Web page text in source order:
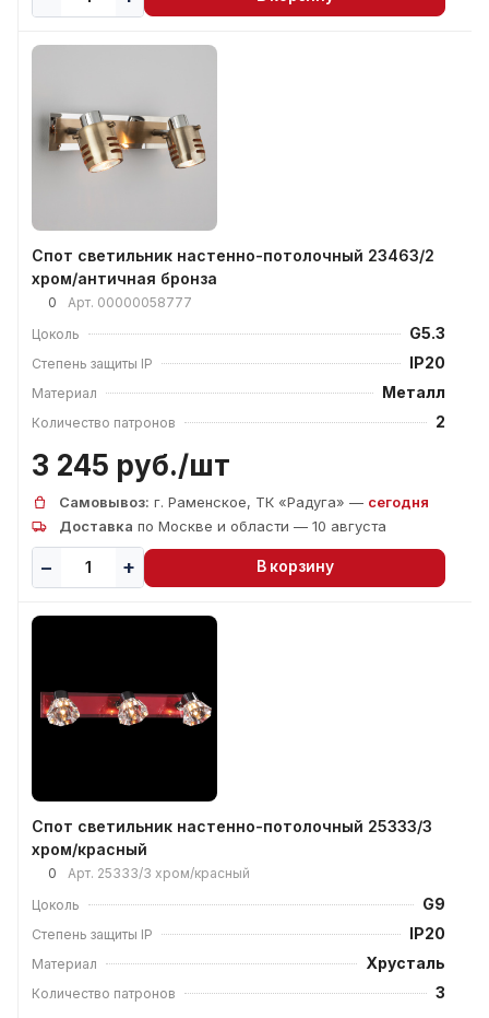
Спот светильник настенно-потолочный 23463/2
хром/античная бронза
0 Арт. 00000058777
Цоколь
G5.3
Степень защиты IP IP20
Материал Металл
Количество патронов 2
3 245 руб./шт
Самовывоз: г. Раменское, ТК «Радуга» — сегодня
Доставка по Москве и области — 10 августа
В корзину
Спот светильник настенно-потолочный 25333/3
хром/красный
0 Арт. 25333/3 хром/красный
Цоколь
G9
Степень защиты IP IP20
Материал Хрусталь
Количество патронов 3